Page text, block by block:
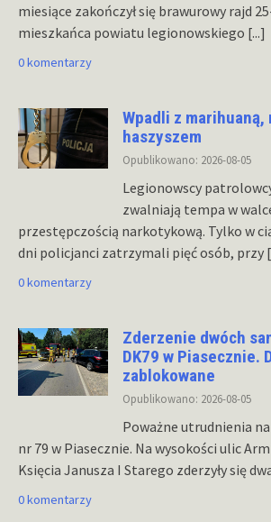
miesiące zakończył się brawurowy rajd
mieszkańca powiatu legionowskiego [...]
0 komentarzy
Wpadli z
haszyszem
Opublikowano: 2026-08-05
Legionowscy
zwalniają tempa w
przestępczością narkotykową. Tylko w
dni policjanci zatrzymali pięć osób, przy
0 komentarzy
Zderzenie dwóch
DK79 w Piasecznie.
zablokowane
Opublikowano: 2026-08-05
Poważne utrudnienia
nr 79 w Piasecznie. Na wysokości ulic
Księcia Janusza I Starego zderzyły się
0 komentarzy